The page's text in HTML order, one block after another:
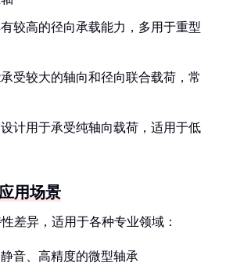
有较高的径向承载能力，多用于重型
承受较大的轴向和径向联合载荷，常
设计用于承受纯轴向载荷，适用于低
用场景
差异，适用于各种专业领域：
音、高精度的微型轴承